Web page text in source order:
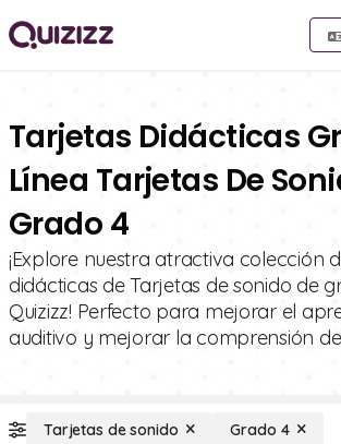
Tarjetas Didácticas
Línea Tarjetas De
Grado 4
¡Explore nuestra atractiva colección
didácticas de Tarjetas de sonido de
Quizizz! Perfecto para mejorar el
auditivo y mejorar la comprensión
Tarjetas de sonido Grado 4